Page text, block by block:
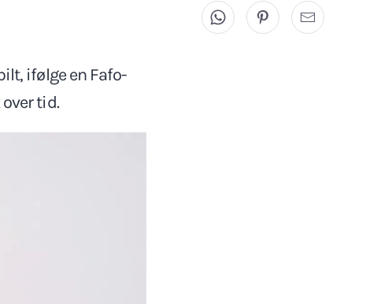
ifølge en Fafo-
tid.